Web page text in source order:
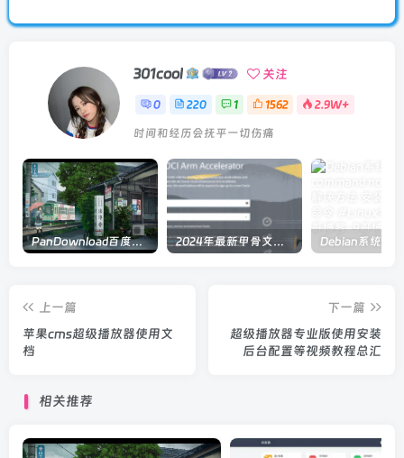
301cool 关注
0 220 1 1562 2.9W+
时间和经历会抚平一切伤痛
PanDownload百度网盘在线解析 2024年最新甲骨文注册及申请免费 VPS 教程
上一篇
苹果cms超级播放器使用文
档
下一篇
超级播放器专业版使用安装
后台配置等视频教程总汇
相关推荐